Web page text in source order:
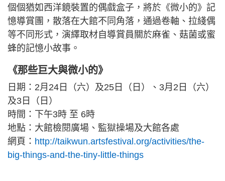
個個猶如西洋鏡裝置的偶戲盒子，將於《微小的》記
憶導賞團，散落在大館不同角落，通過卷軸、拉綫偶
等不同形式，演繹取材自導賞員關於麻雀、菇菌或蜜
蜂的記憶小故事。
《那些巨大與微小的》
日期：2月24日（六）及25日（日）、3月2日（六）
及3日（日）
時間：下午3時 至 6時
地點：大館檢閱廣場、監獄操場及大館各處
網頁： http://taikwun.artsfestival.org/activities/the-
big-things-and-the-tiny-little-things